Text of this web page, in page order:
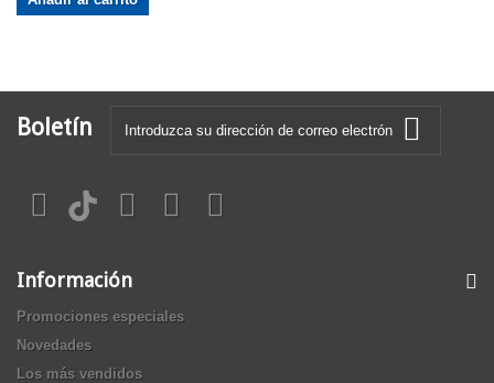
Boletín
Información
Promociones especiales
Novedades
Los más vendidos